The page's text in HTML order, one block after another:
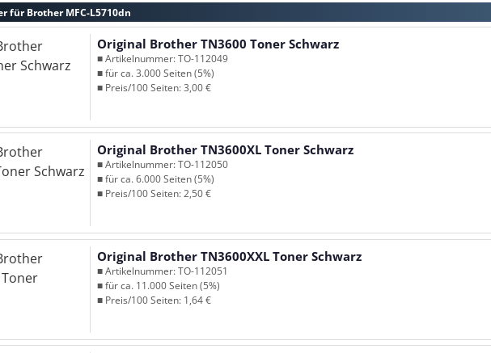
für Brother MFC-L5710dn
Original Brother TN3600 Toner Schwarz
■ Artikelnummer: TO-112049
■ für ca. 3.000 Seiten (5%)
■ Preis/100 Seiten: 3,00 €
Original Brother TN3600XL Toner Schwarz
■ Artikelnummer: TO-112050
■ für ca. 6.000 Seiten (5%)
■ Preis/100 Seiten: 2,50 €
Original Brother TN3600XXL Toner Schwarz
■ Artikelnummer: TO-112051
■ für ca. 11.000 Seiten (5%)
■ Preis/100 Seiten: 1,64 €